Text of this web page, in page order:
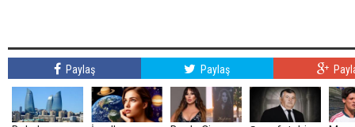
Paylaş Paylaş